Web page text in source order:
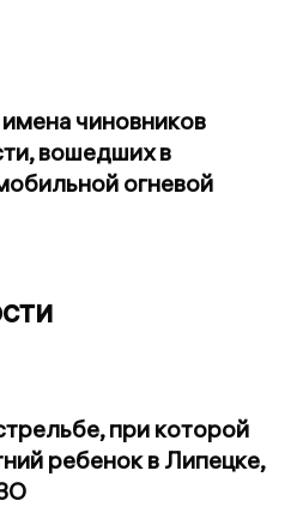
чиновников
вошедших в
огневой
при которой
ребенок в Липецке,